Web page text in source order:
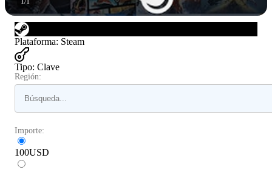
Plataforma: Steam
Tipo: Clave
Región:
Importe:
100USD